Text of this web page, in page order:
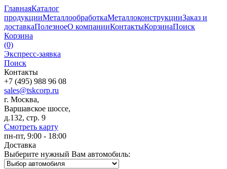
ГлавнаяКаталог
продукцииМеталлообработкаМеталлоконструкцииЗаказ и
доставкаПолезноеО компанииКонтактыКорзинаПоиск
Корзина
(0)
Экспресс-заявка
Поиск
Контакты
+7 (495) 988 96 08
sales@tskcorp.ru
г. Москва,
Варшавское шоссе,
д.132, стр. 9
Смотреть карту
пн-пт, 9:00 - 18:00
Доставка
Выберите нужный Вам автомобиль: